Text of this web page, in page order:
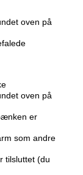
oven på
oven på
er
som andre
tilsluttet (du